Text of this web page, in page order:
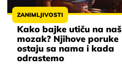
ZANIMLJIVOSTI
Kako bajke utiču na naš
mozak? Njihove poruke
ostaju sa nama i kada
odrastemo